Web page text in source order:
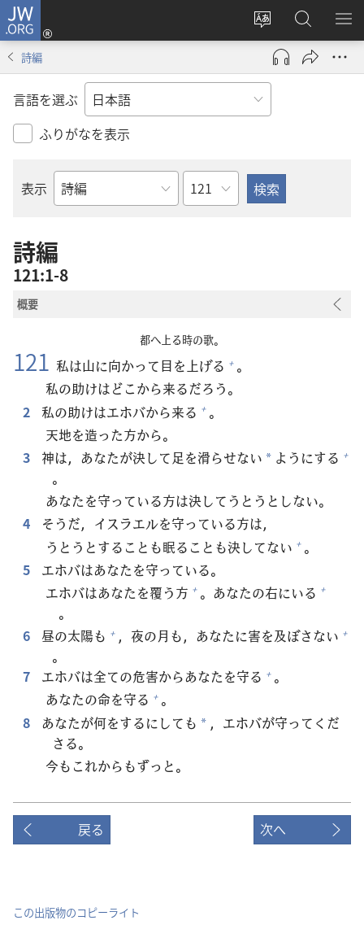
JW.ORG
サ
イ
ト
の
言
変
え
ロ
グ
ン
し
ブ
で
JW.ORG
の
検
メ
を
詩編
言語を選ぶ
ふりがなを表示
表示
聖
の
書
名
章
詩編
121:1-8
概要
都へ 上る時の歌。
121 私は山に向かって目を 上げる + 。
私の助けはどこから来るだろう。
2
私の助けはエホバから来る + 。
天地を造った方から。
3
神は，あなたが決して足を滑らせない * ようにする +
。
あなたを守っている方は決してうとうとしない。
4
そうだ，イスラエルを守っている方は，
うとうとすることも眠ることも決してない + 。
5
エホバはあなたを守っている。
エホバはあなたを覆う方 + 。あなたの右にいる +
。
6
昼の太陽も + ， 夜の月 も，あなたに害を及ぼさない +
。
7
エホバは全ての危害からあなたを守る + 。
あなたの命を守る + 。
8
あなたが何をするにしても * ，エホバが守ってくだ
さる。
今もこれからもずっと。
戻る 次へ
この出版物のコピーライト